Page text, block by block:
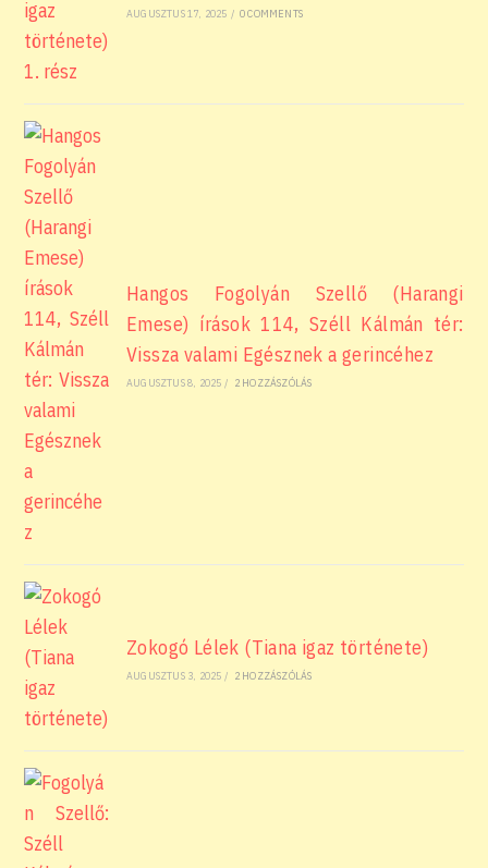
AUGUSZTUS 17, 2025 / 0 COMMENTS
Hangos Fogolyán Szellő (Harangi
Emese) írások 114, Széll Kálmán tér:
Vissza valami Egésznek a gerincéhez
AUGUSZTUS 8, 2025 / 2 HOZZÁSZÓLÁS
Zokogó Lélek (Tiana igaz története)
AUGUSZTUS 3, 2025 / 2 HOZZÁSZÓLÁS